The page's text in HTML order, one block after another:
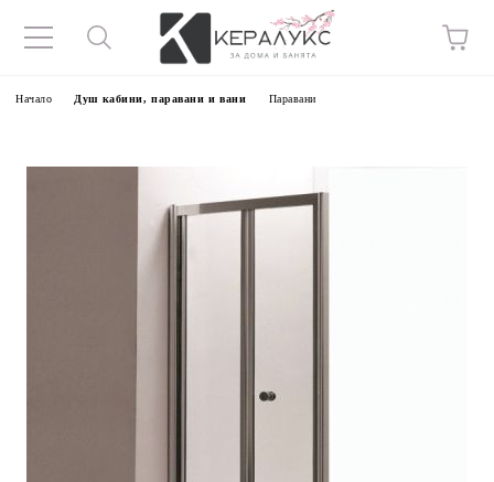
Начало Душ кабини, паравани и вани Паравани